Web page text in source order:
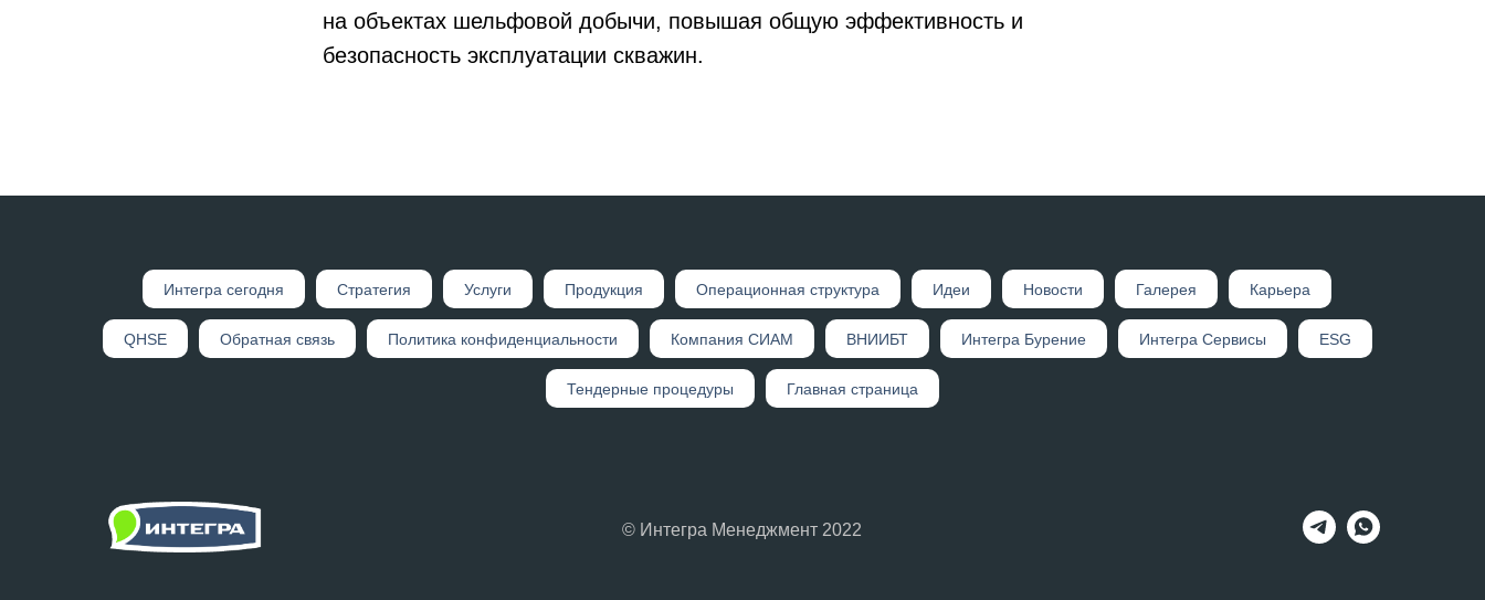
на объектах шельфовой добычи, повышая общую эффективность и
безопасность эксплуатации скважин.
Интегр а сегодня Стратегия Услуги Продукция Операционная структура Идеи Новости Галерея Карьера
QHSE Обратная связь Политика конфиденциальности Компания СИАМ ВНИИБТ Интегра Бурение Интегра Сервисы ESG
Тендерные процедуры Главная страница
© Интегра Менеджмент 2022